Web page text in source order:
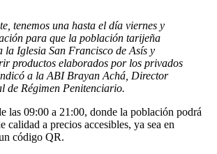
tenemos una hasta el día viernes y
para que la población tarijeña
la Iglesia San Francisco de Asís y
productos elaborados por los privados
a la ABI Brayan Achá, Director
de Régimen Penitenciario.
las 09:00 a 21:00, donde la población podrá
calidad a precios accesibles, ya sea en
código QR.